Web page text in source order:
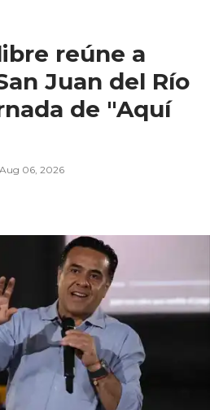
reúne a
Juan del Río
de "Aquí
Aug 06, 2026